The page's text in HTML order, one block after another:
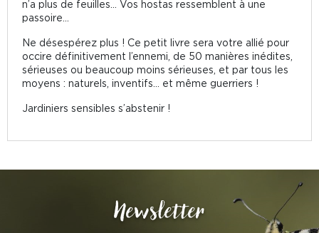
n’a plus de feuilles… Vos hostas ressemblent à une
passoire…
Ne désespérez plus ! Ce petit livre sera votre allié pour
occire définitivement l’ennemi, de 50 manières inédites,
sérieuses ou beaucoup moins sérieuses, et par tous les
moyens : naturels, inventifs… et même guerriers !
Jardiniers sensibles s’abstenir !
Newsletter